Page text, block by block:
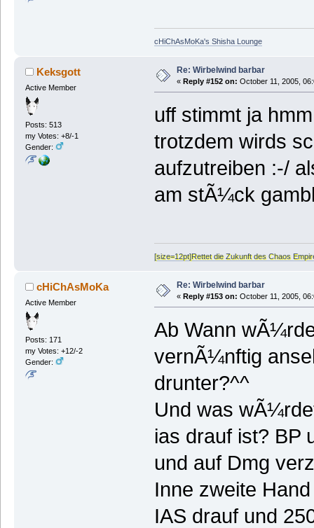
cHiChAsMoKa's Shisha Lounge
Keksgott
Active Member
Posts: 513
my Votes: +8/-1
Gender:
Re: Wirbelwind barbar
« Reply #152 on: October 11, 2005,
uff stimmt ja
trotzdem wirds
aufzutreiben :-/
am stÃ¼ck
[size=12pt]Rettet die Zukunft des Chaos
cHiChAsMoKa
Active Member
Posts: 171
my Votes: +12/-2
Gender:
Re: Wirbelwind barbar
« Reply #153 on: October 11, 2005,
Ab Wann
vernÃ¼nftig
drunter?^^
Und was
ias drauf ist? BP
und auf Dmg
Inne zweite
IAS drauf und